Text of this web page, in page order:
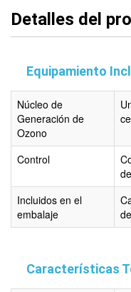
Detalles del
Equipamiento
Núcleo de
Generación de
Ozono
Control
Incluidos en el
embalaje
Características